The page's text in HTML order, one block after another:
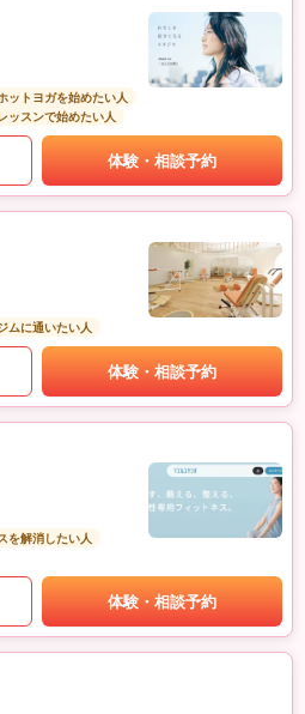
ットヨガを始めたい人
ッスンで始めたい人
体験・相談予約
ムに通いたい人
体験・相談予約
を解消したい人
体験・相談予約